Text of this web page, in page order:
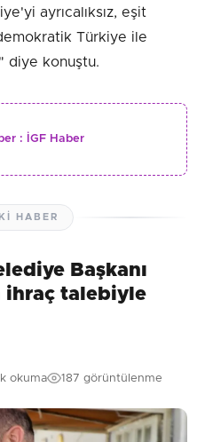
ayrıcalıksız, eşit
Türkiye ile
diye konuştu.
: İGF Haber
HABER
Başkanı
ihraç talebiyle
okuma 187 görüntülenme